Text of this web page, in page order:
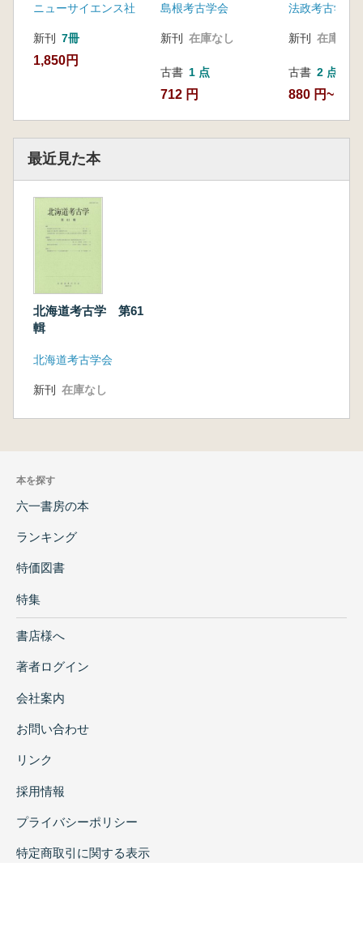
ニューサイエンス社
新刊 7冊
1,850円
島根考古学会
新刊 在庫なし
古書 1 点
712 円
法政考古学会
新刊 在庫なし
古書 2 点
880 円~
最近見た本
北海道考古学 第61
輯
北海道考古学会
新刊 在庫なし
本を探す
六一書房の本
ランキング
特価図書
特集
書店様へ
著者ログイン
会社案内
お問い合わせ
リンク
採用情報
プライバシーポリシー
特定商取引に関する表示